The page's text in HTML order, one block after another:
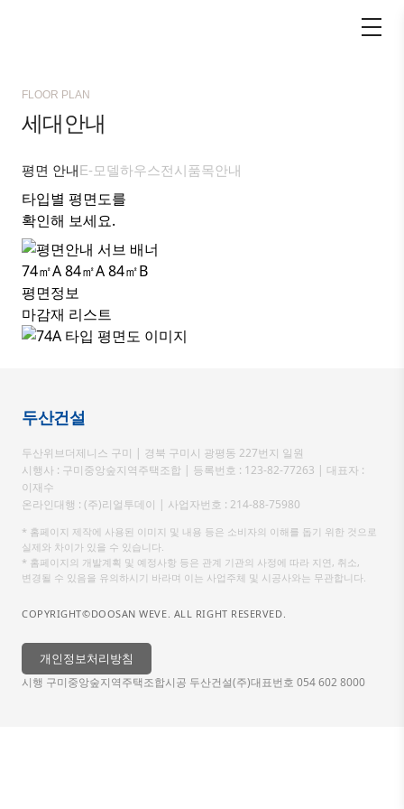
FLOOR PLAN
세대안내
평면 안내E-모델하우스전시품목안내
타입별 평면도를
확인해 보세요.
74㎡A84㎡A84㎡B
평면정보
마감재 리스트
두산건설
두산위브더제니스 구미 | 경북 구미시 광평동 227번지 일원
시행사 : 구미중앙숲지역주택조합 | 등록번호 : 123-82-77263 | 대표자 :
이재수
온라인대행 : (주)리얼투데이 | 사업자번호 : 214-88-75980
* 홈페이지 제작에 사용된 이미지 및 내용 등은 소비자의 이해를 돕기 위한 것으로
실제와 차이가 있을 수 있습니다.
* 홈페이지의 개발계획 및 예정사항 등은 관계 기관의 사정에 따라 지연, 취소,
변경될 수 있음을 유의하시기 바라며 이는 사업주체 및 시공사와는 무관합니다.
COPYRIGHT©DOOSAN WEVE. ALL RIGHT RESERVED.
개인정보처리방침
시행 구미중앙숲지역주택조합시공 두산건설(주)대표번호 054 602 8000